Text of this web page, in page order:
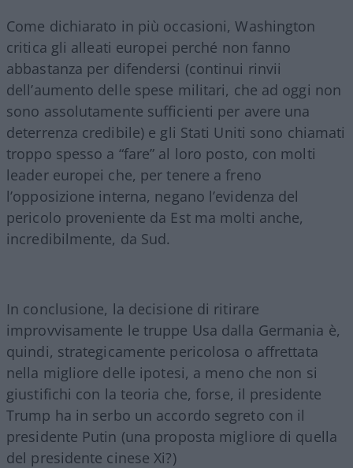
Come dichiarato in più occasioni, Washington
critica gli alleati europei perché non fanno
abbastanza per difendersi (continui rinvii
dell’aumento delle spese militari, che ad oggi non
sono assolutamente sufficienti per avere una
deterrenza credibile) e gli Stati Uniti sono chiamati
troppo spesso a “fare” al loro posto, con molti
leader europei che, per tenere a freno
l’opposizione interna, negano l’evidenza del
pericolo proveniente da Est ma molti anche,
incredibilmente, da Sud.
In conclusione, la decisione di ritirare
improvvisamente le truppe Usa dalla Germania è,
quindi, strategicamente pericolosa o affrettata
nella migliore delle ipotesi, a meno che non si
giustifichi con la teoria che, forse, il presidente
Trump ha in serbo un accordo segreto con il
presidente Putin (una proposta migliore di quella
del presidente cinese Xi?)